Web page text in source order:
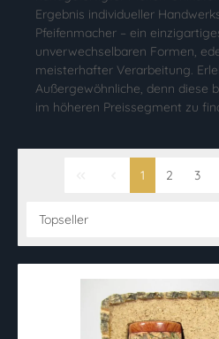
Ergebnis individueller
Pfeifenmacher – ein
unverwechselbaren Formen,
meisterhafter Verarbeitung.
Außergewöhnliche, denn diese
im höheren Preissegment zu
1 2 3